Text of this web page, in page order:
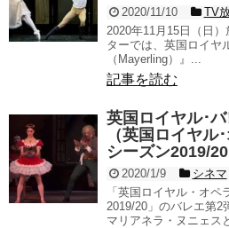
2020/11/10
TV
2020年11月15日（日
ターでは、英国ロイヤ
（Mayerling）』...
記事を読む
英国ロイヤル･バ
（英国ロイヤル
シーズン2019/
2020/1/9
シネマ
「英国ロイヤル・オ
2019/20」のバレエ第2
マリアネラ・ヌニェス